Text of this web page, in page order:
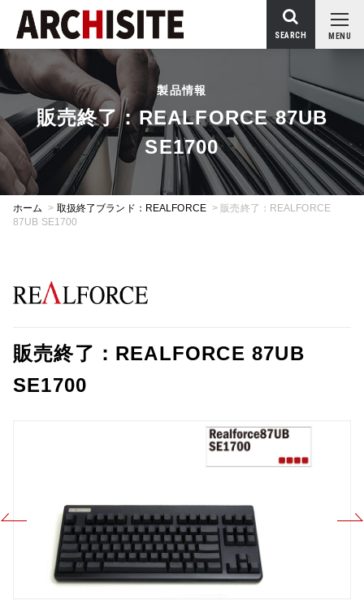
MENU
SEARCH
製品情報
販売終了：REALFORCE 87UB
SE1700
ホーム > 取扱終了ブランド：REALFORCE > 販売終了：REALFORCE
87UB SE1700
販売終了：REALFORCE 87UB
SE1700